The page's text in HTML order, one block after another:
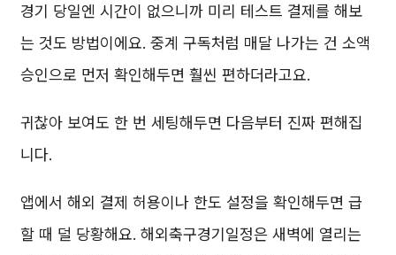
경기 당일엔 시간이 없으니까 미리 테스트 결제를 해보
는 것도 방법이에요. 중계 구독처럼 매달 나가는 건 소액
승인으로 먼저 확인해두면 훨씬 편하더라고요.
귀찮아 보여도 한 번 세팅해두면 다음부터 진짜 편해집
니다.
앱에서 해외 결제 허용이나 한도 설정을 확인해두면 급
할 때 덜 당황해요. 해외축구경기일정은 새벽에 열리는